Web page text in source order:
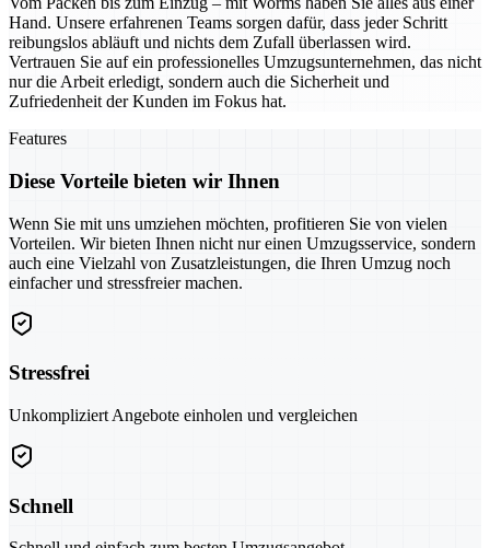
Hand. Unsere erfahrenen Teams sorgen dafür, dass jeder Schritt
reibungslos abläuft und nichts dem Zufall überlassen wird.
Vertrauen Sie auf ein professionelles Umzugsunternehmen, das nicht
nur die Arbeit erledigt, sondern auch die Sicherheit und
Zufriedenheit der Kunden im Fokus hat.
Features
Diese Vorteile bieten wir Ihnen
Wenn Sie mit uns umziehen möchten, profitieren Sie von vielen
Vorteilen. Wir bieten Ihnen nicht nur einen Umzugsservice, sondern
auch eine Vielzahl von Zusatzleistungen, die Ihren Umzug noch
einfacher und stressfreier machen.
Stressfrei
Unkompliziert Angebote einholen und vergleichen
Schnell